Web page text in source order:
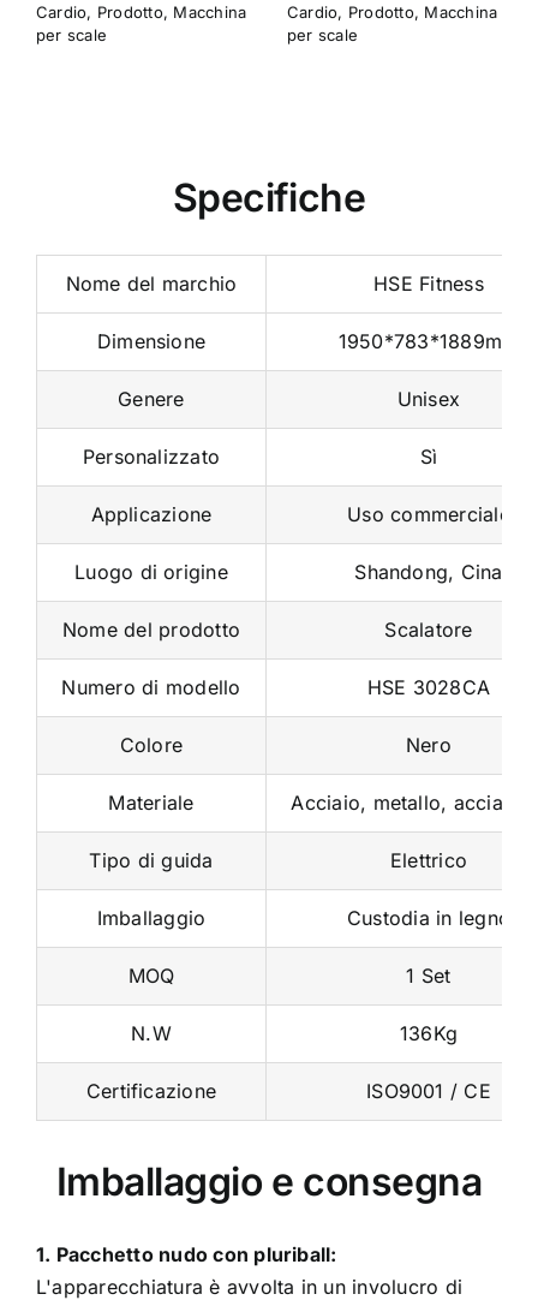
Cardio, Prodotto, Macchina
per scale
Cardio, Prodotto, Macchina
per scale
Specifiche
Nome del marchio HSE Fitness
Dimensione 1950*783*1889mm
Genere Unisex
Personalizzato Sì
Applicazione Uso commerciale
Luogo di origine Shandong, Cina
Nome del prodotto Scalatore
Numero di modello HSE 3028CA
Colore Nero
Materiale Acciaio, metallo, acciaio
Tipo di guida Elettrico
Imballaggio Custodia in legno
MOQ 1 Set
N.W 136Kg
Certificazione ISO9001 / CE
Imballaggio e consegna
1. Pacchetto nudo con pluriball:
L'apparecchiatura è avvolta in un involucro di